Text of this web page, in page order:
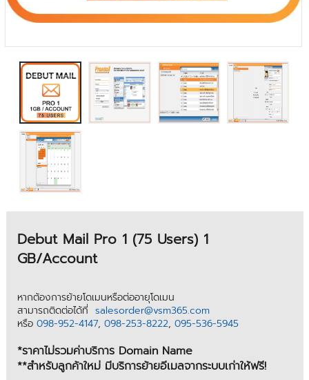
Debut Mail Pro 1 (75 Users) 1
GB/Account
หากต้องการย้ายโดเมนหรือต่ออายุโดเมน
สามารถติดต่อได้ที่ salesorder@vsm365.com
หรือ 098-952-4147, 098-253-8222, 095-536-5945
*ราคาไม่รวมค่าบริการ Domain Name
**สำหรับลูกค้าใหม่ มีบริการย้ายอีเมลจากระบบเก่าให้ฟรี!